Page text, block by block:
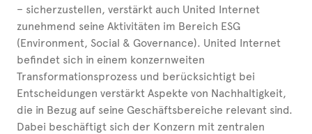
– sicherzustellen, verstärkt auch United Internet
zunehmend seine Aktivitäten im Bereich ESG
(Environment, Social & Governance). United Internet
befindet sich in einem konzernweiten
Transformationsprozess und berücksichtigt bei
Entscheidungen verstärkt Aspekte von Nachhaltigkeit,
die in Bezug auf seine Geschäftsbereiche relevant sind.
Dabei beschäftigt sich der Konzern mit zentralen